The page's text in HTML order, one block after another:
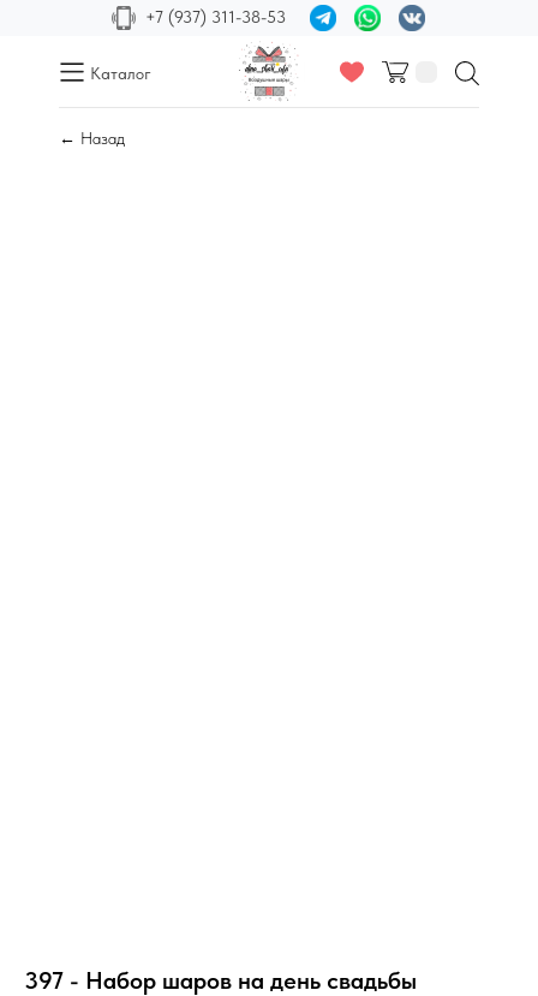
+7 (937) 311-38-53
Каталог
← Назад
397 - Набор шаров на день свадьбы